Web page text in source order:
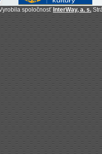
spoločnosť InterWay, a. s.